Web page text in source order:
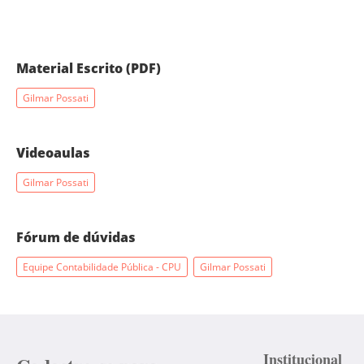
Material Escrito (PDF)
Gilmar Possati
Videoaulas
Gilmar Possati
Fórum de dúvidas
Equipe Contabilidade Pública - CPU Gilmar Possati
Institucional